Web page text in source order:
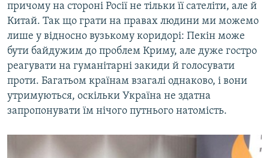
причому на стороні Росії не тільки її сателіти, але й
Китай. Так що грати на правах людини ми можемо
лише у відносно вузькому коридорі: Пекін може
бути байдужим до проблем Криму, але дуже гостро
реагувати на гуманітарні закиди й голосувати
проти. Багатьом країнам взагалі однаково, і вони
утримуються, оскільки Україна не здатна
запропонувати їм нічого путнього натомість.